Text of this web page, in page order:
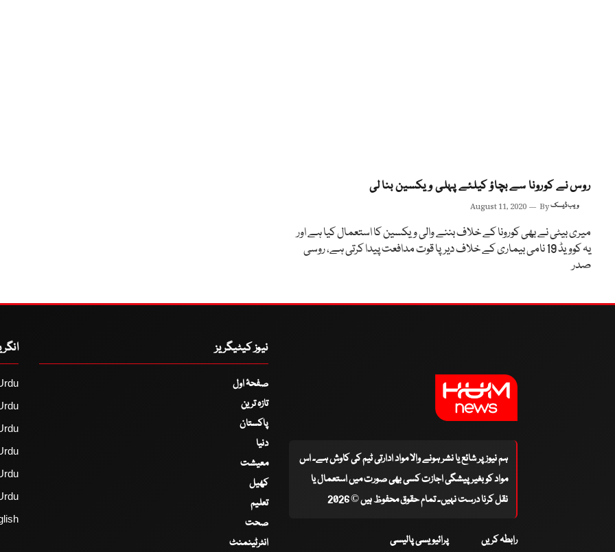
روس نے کورونا سے بچاؤ کیلئے پہلی ویکسین بنا لی
August 11, 2020 Byویب ڈیسک
میری بیٹی نے بھی کورونا کے خلاف بننے والی ویکسین کا استعمال کیا ہے اور
یہ کوویڈ 19 نامی بیماری کے خلاف دیرپا قوت مدافعت پیدا کرتی ہے، روسی
صدر
ہم نیوز پر شائع یا نشر ہونے والا مواد ادارتی ٹیم کی کاوش ہے۔ اس
مواد کو بغیر پیشگی اجازت کسی بھی صورت میں استعمال یا
نقل کرنا درست نہیں۔ تمام حقوق محفوظ ہیں © 2026
رابطہ کریں پرائیویسی پالیسی
نیوز کیٹیگریز
صفحۂ اول
تازہ ترین
پاکستان
دنیا
معیشت
کھیل
تعلیم
صحت
انٹرٹینمنٹ